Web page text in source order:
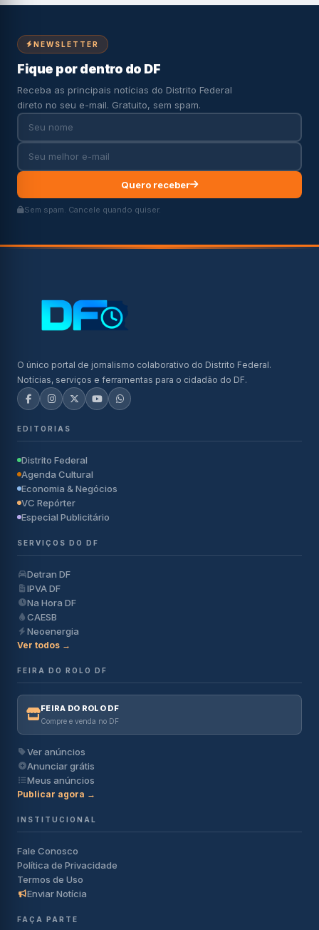
NEWSLETTER
Fique por dentro do DF
Receba as principais notícias do Distrito Federal
direto no seu e-mail. Gratuito, sem spam.
Quero receber
Sem spam. Cancele quando quiser.
O único portal de jornalismo colaborativo do Distrito Federal.
Notícias, serviços e ferramentas para o cidadão do DF.
EDITORIAS
Distrito Federal
Agenda Cultural
Economia & Negócios
VC Repórter
Especial Publicitário
SERVIÇOS DO DF
Detran DF
IPVA DF
Na Hora DF
CAESB
Neoenergia
Ver todos →
FEIRA DO ROLO DF
FEIRA DO ROLO DF
Compre e venda no DF
Ver anúncios
Anunciar grátis
Meus anúncios
Publicar agora →
INSTITUCIONAL
Fale Conosco
Política de Privacidade
Termos de Uso
Enviar Notícia
FAÇA PARTE